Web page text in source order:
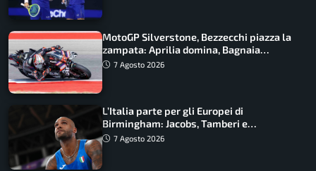
MotoGP Silverstone, Bezzecchi piazza la
zampata: Aprilia domina, Bagnaia
costretto al Q1
7 Agosto 2026
L’Italia parte per gli Europei di
Birmingham: Jacobs, Tamberi e
Battocletti guidano una spedizione
7 Agosto 2026